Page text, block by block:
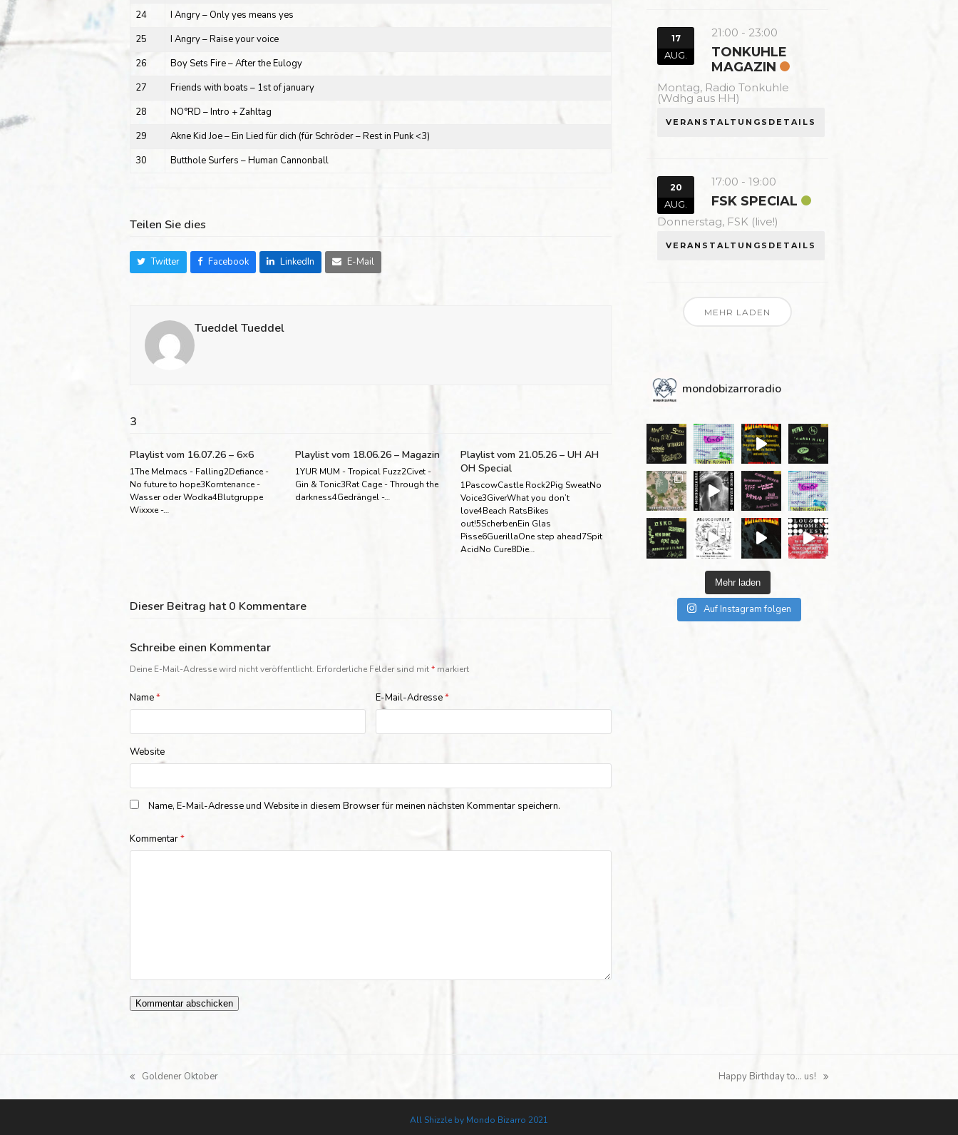
24
I Angry – Only yes means yes
25
I Angry – Raise your voice
26
Boy Sets Fire – After the Eulogy
27
Friends with boats – 1st of january
28
NO°RD – Intro + Zahltag
29
Akne Kid Joe – Ein Lied für dich (für Schröder – Rest in Punk <3)
30
Butthole Surfers – Human Cannonball
Teilen Sie dies
Twitter Facebook LinkedIn E-Mail
Tueddel Tueddel
3
Playlist vom 16.07.26 – 6×6
1The Melmacs - Falling2Defiance -
No future to hope3Korntenance -
Wasser oder Wodka4Blutgruppe
Wixxxe -…
Playlist vom 18.06.26 – Magazin
1YUR MUM - Tropical Fuzz2Civet -
Gin & Tonic3Rat Cage - Through the
darkness4Gedrängel -…
Playlist vom 21.05.26 – UH AH
OH Special
1PascowCastle Rock2Pig SweatNo
Voice3GiverWhat you don’t
love4Beach RatsBikes
out!5ScherbenEin Glas
Pisse6GuerillaOne step ahead7Spit
AcidNo Cure8Die…
Dieser Beitrag hat 0 Kommentare
Schreibe einen Kommentar
Deine E-Mail-Adresse wird nicht veröffentlicht. Erforderliche Felder sind mit* markiert
Name* E-Mail-Adresse*
Website
Name, E-Mail-Adresse und Website in diesem Browser für meinen nächsten Kommentar speichern.
Kommentar*
17
AUG.
21:00 - 23:00
TONKUHLE
MAGAZIN
Montag, Radio Tonkuhle
(Wdhg aus HH)
VERANSTALTUNGSDETAILS
20
AUG.
17:00 -19:00
FSK SPECIAL
Donnerstag, FSK (live!)
VERANSTALTUNGSDETAILS
MEHR LADEN
mondobizarroradio
Mehr laden
Auf Instagram folgen
vorheriger
Beitrag:
Goldener Oktober
Nächster
Beitrag:
Happy Birthday to… us!
All Shizzle by Mondo Bizarro 2021